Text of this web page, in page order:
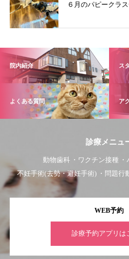
６月のパピークラ
院内紹介 ス
よくある質問 ア
診療メニュ
動物歯科 ワクチン接種
不妊手術(去勢・避妊手術)
問題行
WEB予約
診療予約アプリは